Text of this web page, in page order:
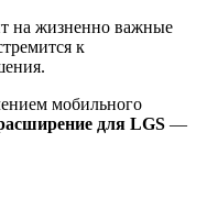
на жизненно важные
к
мобильного
для LGS —